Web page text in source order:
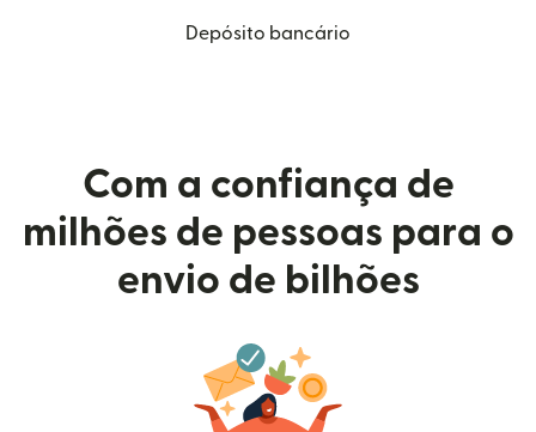
Depósito bancário
Com a confiança de
milhões de pessoas para o
envio de bilhões